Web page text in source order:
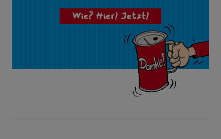
Wie? Hier! Jetzt!